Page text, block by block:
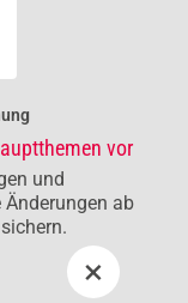
vor
und
ab
×